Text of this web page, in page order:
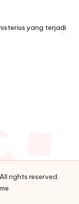
yang terjadi
rights reserved.